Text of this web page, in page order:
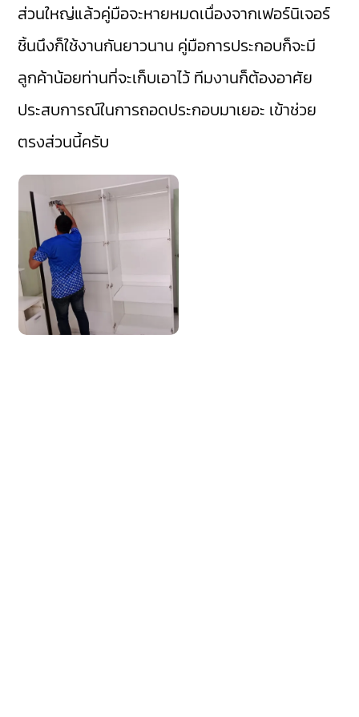
ส่วนใหญ่แล้วคู่มือจะหายหมดเนื่องจากเฟอร์นิเจอร์
ชิ้นนึงก็ใช้งานกันยาวนาน คู่มือการประกอบก็จะมี
ลูกค้าน้อยท่านที่จะเก็บเอาไว้ ทีมงานก็ต้องอาศัย
ประสบการณ์ในการถอดประกอบมาเยอะ เข้าช่วย
ตรงส่วนนี้ครับ